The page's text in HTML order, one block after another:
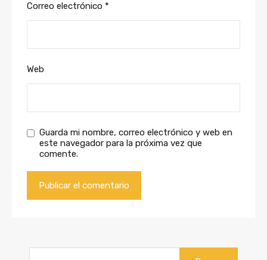
Correo electrónico *
Web
Guarda mi nombre, correo electrónico y web en
este navegador para la próxima vez que
comente.